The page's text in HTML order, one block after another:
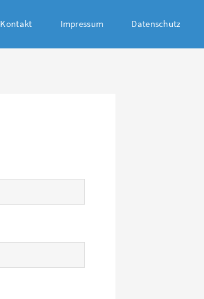
Kontakt Impressum Datenschutz